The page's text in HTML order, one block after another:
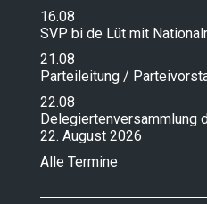
16.08
SVP bi de Lüt mit
21.08
Parteileitung /
22.08
Delegiertenversammlung
22. August 2026
Alle Termine